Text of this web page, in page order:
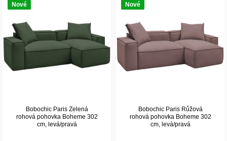
Nové
Bobochic Paris Zelená
rohová pohovka Boheme 302
cm, levá/pravá
Nové
Bobochic Paris Růžová
rohová pohovka Boheme 302
cm, levá/pravá